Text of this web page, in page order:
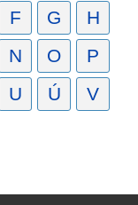
F G
H
N O
P
U Ú
V